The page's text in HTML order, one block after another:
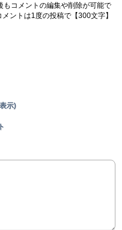
もコメントの編集や削除が可能で
ントは1度の投稿で【300文字】
示)